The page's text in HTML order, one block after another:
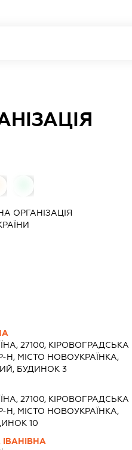
ОРГАНІЗАЦІЯ
27100, КІРОВОГРАДСЬКА
Н, МІСТО НОВОУКРАЇНКА,
БУДИНОК 3
27100, КІРОВОГРАДСЬКА
Н, МІСТО НОВОУКРАЇНКА,
10